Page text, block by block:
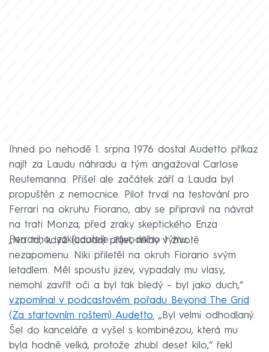
Ihned po nehodě 1. srpna 1976 dostal Audetto příkaz
najít za Laudu náhradu a tým angažoval Carlose
Reutemanna. Přišel ale začátek září a Lauda byl
propuštěn z nemocnice. Pilot trval na testování pro
Ferrari na okruhu Fiorano, aby se připravil na návrat
na trati Monza, před zraky skeptického Enza
Ferrariho, zakladatele závodního týmu.
„Na to, když (Lauda) přijel, nikdy v životě
nezapomenu. Niki přiletěl na okruh Fiorano svým
letadlem. Měl spoustu jizev, vypadaly mu vlasy,
nemohl zavřít oči a byl tak bledý – byl jako duch,“
vzpomínal v podcastovém pořadu Beyond The Grid
(Za startovním roštem) Audetto. „Byl velmi odhodlaný.
Šel do kanceláře a vyšel s kombinézou, která mu
byla hodně velká, protože zhubl deset kilo,“ řekl